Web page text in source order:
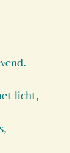
licht,